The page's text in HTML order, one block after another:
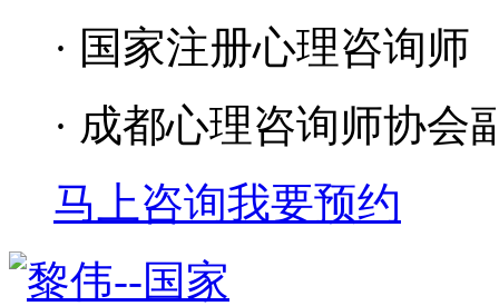
· 国家注册心理咨询师
· 成都心理咨询师协会
马上咨询我要预约